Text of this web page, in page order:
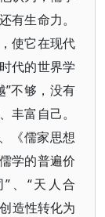
有生命力。
使它在现代
代的世界学
”不够，没有
丰富自己。
《儒家思想
学的普遍价
、“天人合
造性转化为